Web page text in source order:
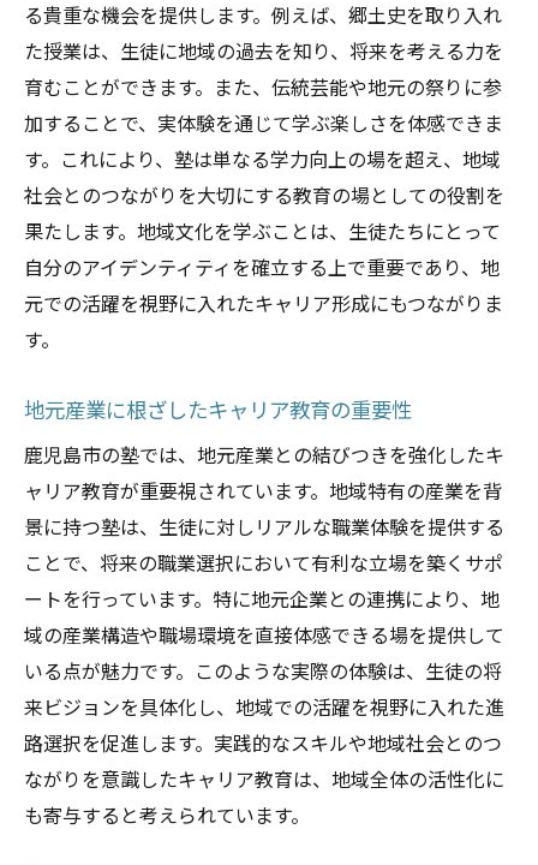
る貴重な機会を提供します。例えば、郷土史を取り入れ
た授業は、生徒に地域の過去を知り、将来を考える力を
育むことができます。また、伝統芸能や地元の祭りに参
加することで、実体験を通じて学ぶ楽しさを体感できま
す。これにより、塾は単なる学力向上の場を超え、地域
社会とのつながりを大切にする教育の場としての役割を
果たします。地域文化を学ぶことは、生徒たちにとって
自分のアイデンティティを確立する上で重要であり、地
元での活躍を視野に入れたキャリア形成にもつながりま
す。
地元産業に根ざしたキャリア教育の重要性
鹿児島市の塾では、地元産業との結びつきを強化したキ
ャリア教育が重要視されています。地域特有の産業を背
景に持つ塾は、生徒に対しリアルな職業体験を提供する
ことで、将来の職業選択において有利な立場を築くサポ
ートを行っています。特に地元企業との連携により、地
域の産業構造や職場環境を直接体感できる場を提供して
いる点が魅力です。このような実際の体験は、生徒の将
来ビジョンを具体化し、地域での活躍を視野に入れた進
路選択を促進します。実践的なスキルや地域社会とのつ
ながりを意識したキャリア教育は、地域全体の活性化に
も寄与すると考えられています。